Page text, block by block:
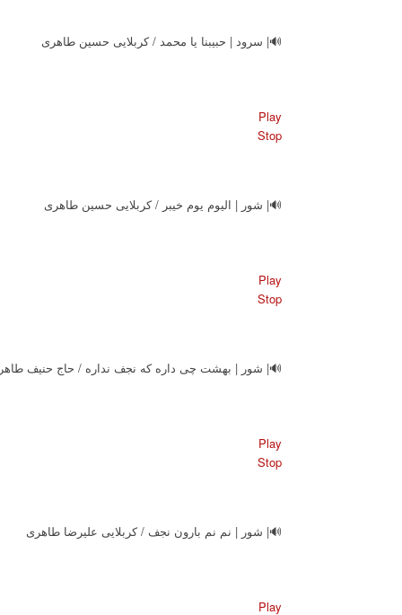
🔊| سرود | حبیبنا یا محمد / کربلایی حسین طاهری
Play
Stop
🔊| شور | الیوم یوم خیبر / کربلایی حسین طاهری
Play
Stop
🔊| شور | بهشت چی داره که نجف نداره / حاج حنیف
Play
Stop
🔊| شور | نم نم بارون نجف / کربلایی علیرضا طاهری
Play